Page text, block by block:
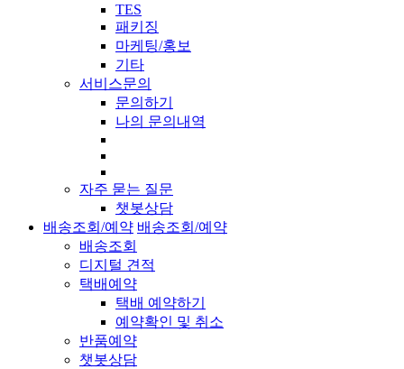
TES
패키징
마케팅/홍보
기타
서비스문의
문의하기
나의 문의내역
자주 묻는 질문
챗봇상담
배송조회/예약 배송조회/예약
배송조회
디지털 견적
택배예약
택배 예약하기
예약확인 및 취소
반품예약
챗봇상담